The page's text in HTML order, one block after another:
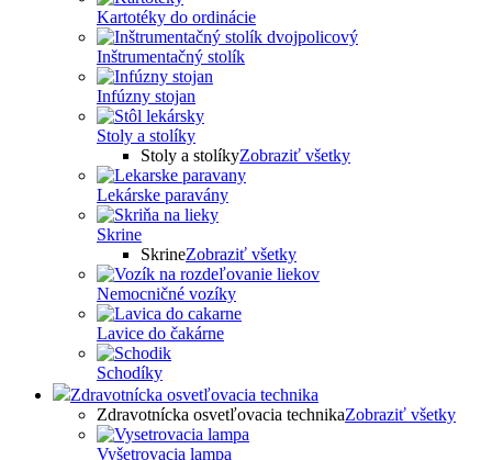
Kartotéky do ordinácie
Inštrumentačný stolík
Infúzny stojan
Stoly a stolíky
Stoly a stolíkyZobraziť všetky
Lekárske paravány
Skrine
SkrineZobraziť všetky
Nemocničné vozíky
Lavice do čakárne
Schodíky
Zdravotnícka osvetľovacia technika
Zdravotnícka osvetľovacia technikaZobraziť všetky
Vyšetrovacia lampa